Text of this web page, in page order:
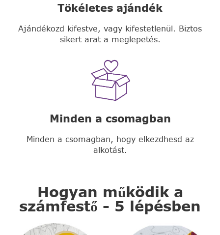
Tökéletes ajándék
Ajándékozd kifestve, vagy kifestetlenül. Biztos
sikert arat a meglepetés.
Minden a csomagban
Minden a csomagban, hogy elkezdhesd az
alkotást.
Hogyan működik a
számfestő - 5 lépésben